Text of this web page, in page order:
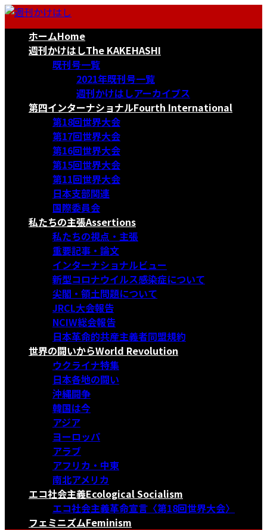
コ
ナ
ホームHome
週刊かけはしThe KAKEHASHI
既刊号一覧
2021年既刊号一覧
週刊かけはしアーカイブス
第四インターナショナルFourth International
第18回世界大会
第17回世界大会
第16回世界大会
第15回世界大会
第11回世界大会
日本支部関連
国際委員会
私たちの主張Assertions
私たちの視点・主張
重要記事・論文
インターナショナルビュー
新型コロナウイルス感染症について
尖閣・領土問題について
JRCL大会報告
NCIW総会報告
日本革命的共産主義者同盟規約
世界の闘いからWorld Revolution
ウクライナ特集
日本各地の闘い
沖縄闘争
韓国は今
アジア
ヨーロッパ
アラブ
アフリカ・中東
南北アメリカ
エコ社会主義Ecological Socialism
エコ社会主義革命宣言〈第18回世界大会〉
フェミニズムFeminism